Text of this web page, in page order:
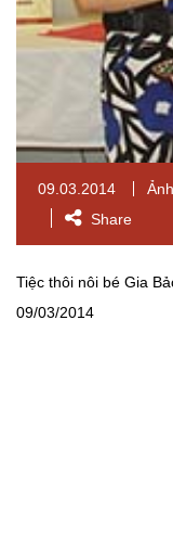
09.03.2014
Share
Tiệc thôi nôi bé Gia
09/03/2014